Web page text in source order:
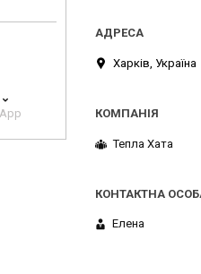
Харків, Україна
Тепла Хата
Елена